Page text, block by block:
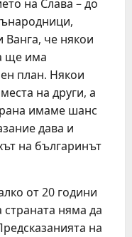
на Слава – до
Ванга, че някои
ще има
план. Някои
на други, а
имаме шанс
дава и
на българинът
от 20 години
страната няма да
на